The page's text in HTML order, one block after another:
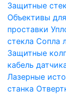
Защитные
Объективы
проставки
стекла Сопла
Защитные
кабель
Лазерные
станка